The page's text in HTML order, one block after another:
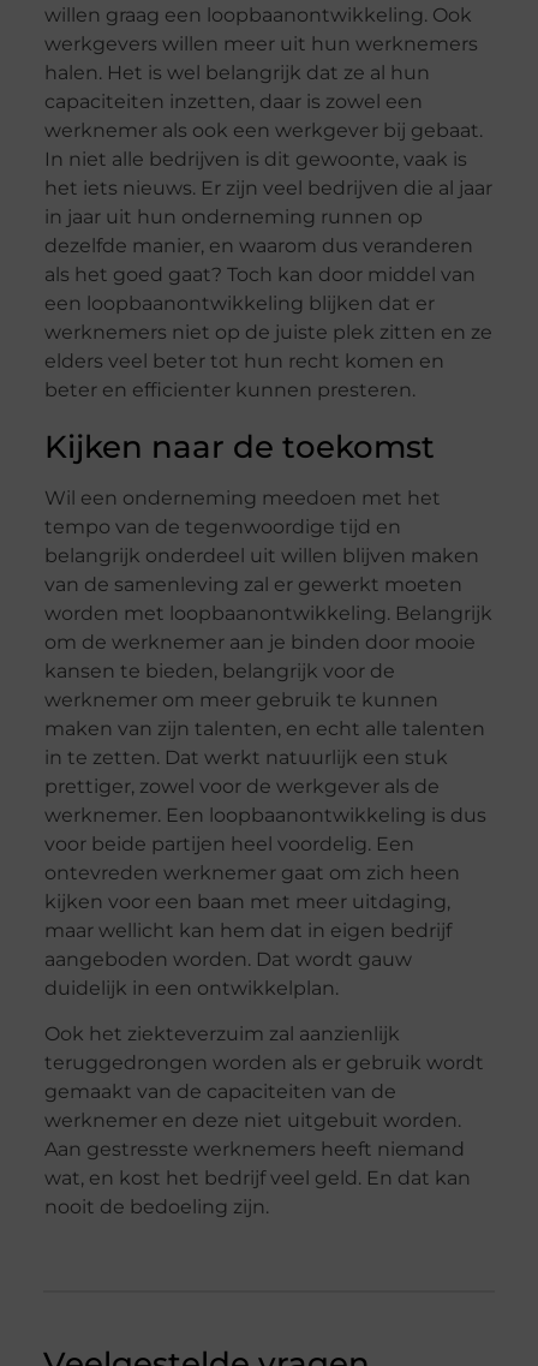
willen graag een loopbaanontwikkeling. Ook
werkgevers willen meer uit hun werknemers
halen. Het is wel belangrijk dat ze al hun
capaciteiten inzetten, daar is zowel een
werknemer als ook een werkgever bij gebaat.
In niet alle bedrijven is dit gewoonte, vaak is
het iets nieuws. Er zijn veel bedrijven die al jaar
in jaar uit hun onderneming runnen op
dezelfde manier, en waarom dus veranderen
als het goed gaat? Toch kan door middel van
een loopbaanontwikkeling blijken dat er
werknemers niet op de juiste plek zitten en ze
elders veel beter tot hun recht komen en
beter en efficienter kunnen presteren.
Kijken naar de toekomst
Wil een onderneming meedoen met het
tempo van de tegenwoordige tijd en
belangrijk onderdeel uit willen blijven maken
van de samenleving zal er gewerkt moeten
worden met loopbaanontwikkeling. Belangrijk
om de werknemer aan je binden door mooie
kansen te bieden, belangrijk voor de
werknemer om meer gebruik te kunnen
maken van zijn talenten, en echt alle talenten
in te zetten. Dat werkt natuurlijk een stuk
prettiger, zowel voor de werkgever als de
werknemer. Een loopbaanontwikkeling is dus
voor beide partijen heel voordelig. Een
ontevreden werknemer gaat om zich heen
kijken voor een baan met meer uitdaging,
maar wellicht kan hem dat in eigen bedrijf
aangeboden worden. Dat wordt gauw
duidelijk in een ontwikkelplan.
Ook het ziekteverzuim zal aanzienlijk
teruggedrongen worden als er gebruik wordt
gemaakt van de capaciteiten van de
werknemer en deze niet uitgebuit worden.
Aan gestresste werknemers heeft niemand
wat, en kost het bedrijf veel geld. En dat kan
nooit de bedoeling zijn.